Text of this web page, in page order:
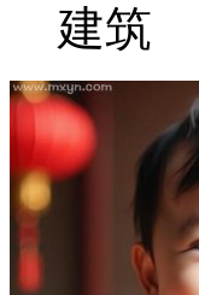
建筑